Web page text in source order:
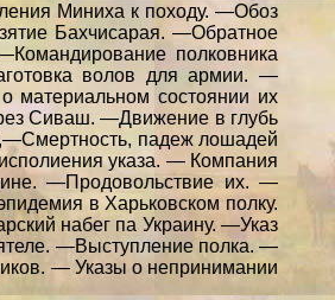
Миниха к походу. —Обоз
Бахчисарая. —Обратное
полковника
волов для армии. —
состоянии их
Сиваш. —Движение в глубь
падеж лошадей
указа. — Компания
—Продовольствие их. —
в Харьковском полку.
набег па Украину. —Указ
—Выступление полка. —
— Указы о непринимании